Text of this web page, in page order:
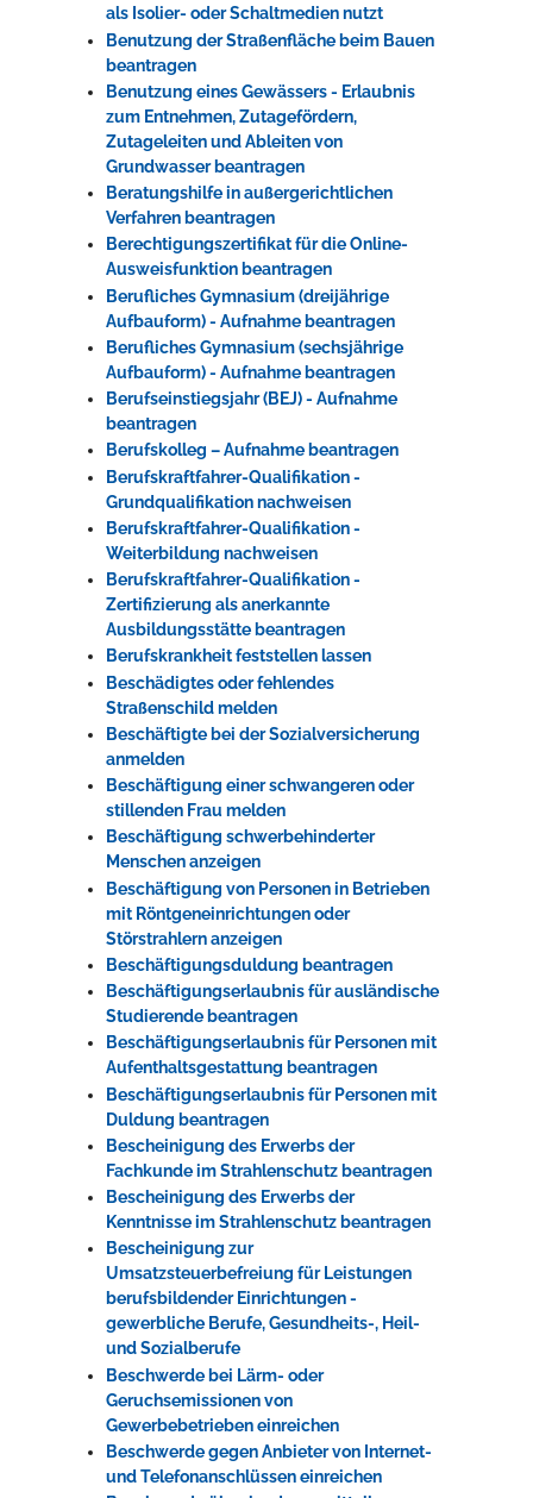
als Isolier- oder Schaltmedien nutzt
Benutzung der Straßenfläche beim Bauen
beantragen
Benutzung eines Gewässers - Erlaubnis
zum Entnehmen, Zutagefördern,
Zutageleiten und Ableiten von
Grundwasser beantragen
Beratungshilfe in außergerichtlichen
Verfahren beantragen
Berechtigungszertifikat für die Online-
Ausweisfunktion beantragen
Berufliches Gymnasium (dreijährige
Aufbauform) - Aufnahme beantragen
Berufliches Gymnasium (sechsjährige
Aufbauform) - Aufnahme beantragen
Berufseinstiegsjahr (BEJ) - Aufnahme
beantragen
Berufskolleg – Aufnahme beantragen
Berufskraftfahrer-Qualifikation -
Grundqualifikation nachweisen
Berufskraftfahrer-Qualifikation -
Weiterbildung nachweisen
Berufskraftfahrer-Qualifikation -
Zertifizierung als anerkannte
Ausbildungsstätte beantragen
Berufskrankheit feststellen lassen
Beschädigtes oder fehlendes
Straßenschild melden
Beschäftigte bei der Sozialversicherung
anmelden
Beschäftigung einer schwangeren oder
stillenden Frau melden
Beschäftigung schwerbehinderter
Menschen anzeigen
Beschäftigung von Personen in Betrieben
mit Röntgeneinrichtungen oder
Störstrahlern anzeigen
Beschäftigungsduldung beantragen
Beschäftigungserlaubnis für ausländische
Studierende beantragen
Beschäftigungserlaubnis für Personen mit
Aufenthaltsgestattung beantragen
Beschäftigungserlaubnis für Personen mit
Duldung beantragen
Bescheinigung des Erwerbs der
Fachkunde im Strahlenschutz beantragen
Bescheinigung des Erwerbs der
Kenntnisse im Strahlenschutz beantragen
Bescheinigung zur
Umsatzsteuerbefreiung für Leistungen
berufsbildender Einrichtungen -
gewerbliche Berufe, Gesundheits-, Heil-
und Sozialberufe
Beschwerde bei Lärm- oder
Geruchsemissionen von
Gewerbebetrieben einreichen
Beschwerde gegen Anbieter von Internet-
und Telefonanschlüssen einreichen